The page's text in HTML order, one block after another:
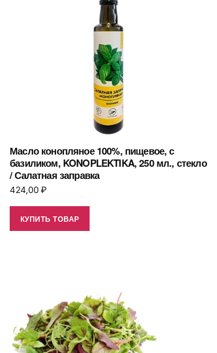
Масло конопляное 100%, пищевое, с
базиликом, KONOPLEKTIKA, 250 мл., стекло
/ Салатная заправка
424,00₽
КУПИТЬ ТОВАР